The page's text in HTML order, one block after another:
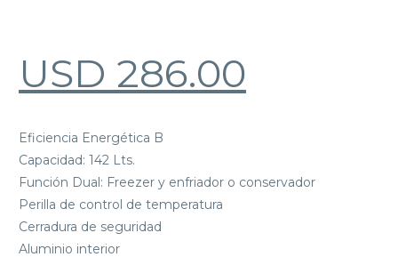
USD 286.00
Eficiencia Energética B
Capacidad: 142 Lts.
Función Dual: Freezer y enfriador o conservador
Perilla de control de temperatura
Cerradura de seguridad
Aluminio interior